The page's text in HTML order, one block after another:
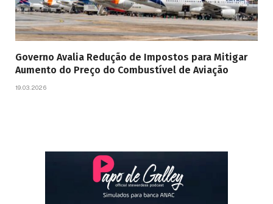
Governo Avalia Redução de Impostos para Mitigar
Aumento do Preço do Combustível de Aviação
19.03.2026